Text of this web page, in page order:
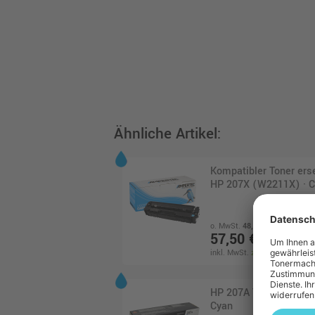
Ähnliche Artikel:
Kompatibler Toner
HP 207X (W2211X) ·
o. MwSt. 48,32 €
57,50 €
inkl. MwSt. zzgl. Versand
HP 207A Toner
Cyan